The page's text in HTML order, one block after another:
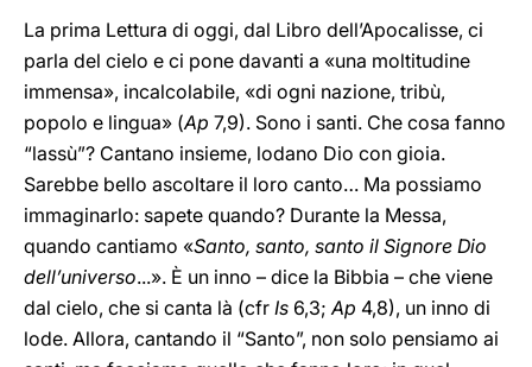
La prima Lettura di oggi, dal Libro dell’Apocalisse, ci
parla del cielo e ci pone davanti a «una moltitudine
immensa», incalcolabile, «di ogni nazione, tribù,
popolo e lingua» (Ap 7,9). Sono i santi. Che cosa fanno
“lassù”? Cantano insieme, lodano Dio con gioia.
Sarebbe bello ascoltare il loro canto… Ma possiamo
immaginarlo: sapete quando? Durante la Messa,
quando cantiamo «Santo, santo, santo il Signore Dio
dell’universo...». È un inno – dice la Bibbia – che viene
dal cielo, che si canta là (cfr Is 6,3;Ap 4,8), un inno di
lode. Allora, cantando il “Santo”, non solo pensiamo ai